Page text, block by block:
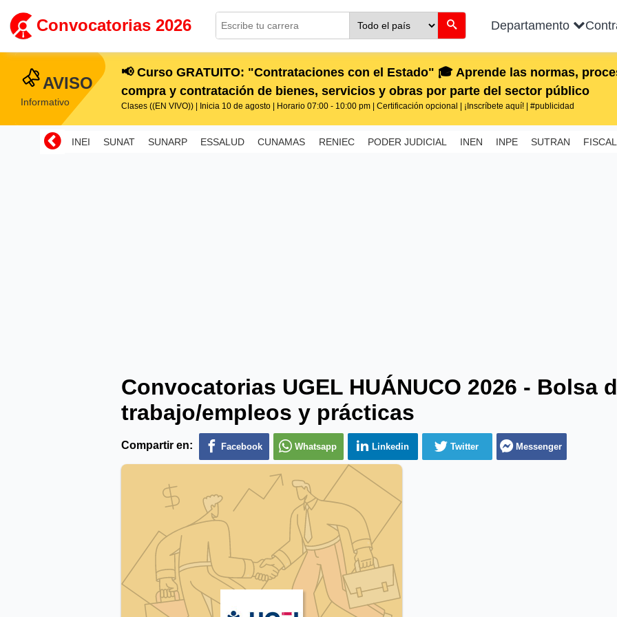
Convocatorias 2026 Departamento
AVISO
Informativo
📢 Curso GRATUITO: "Contrataciones con el Estado" 🎓 Aprende las normas,
compra y contratación de bienes, servicios y obras por parte del sector público
Clases ((EN VIVO)) | Inicia 10 de agosto | Horario 07:00 - 10:00 pm | Certificación opcional | ¡Inscríbete aquí! | #publicidad
INEI SUNAT SUNARP ESSALUD CUNAMAS RENIEC PODER JUDICIAL INEN INPE SUTRAN
Convocatorias UGEL HUÁNUCO 2026 - Bolsa
trabajo/empleos y prácticas
Compartir en: Facebook Whatsapp Linkedin Twitter Messenger